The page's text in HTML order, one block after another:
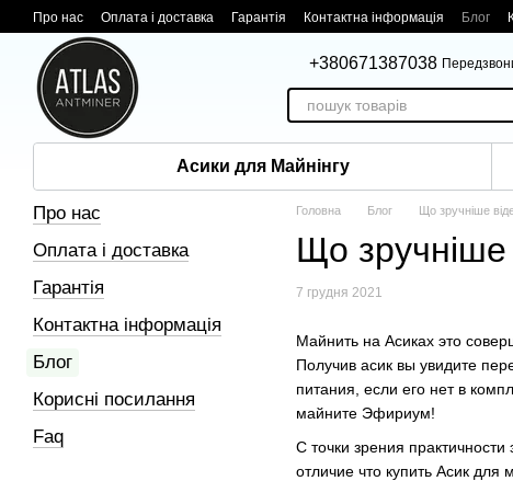
Перейти до основного контенту
Про нас Оплата і доставка Гарантія Контактна інформація Блог
+380671387038
Асики для Майнінгу
Головна Блог Що зручніше
Що зручніше
7 грудня 2021
Майнить на Асиках это
Получив асик вы увидите
питания, если его нет в
майните Эфириум!
С точки зрения
отличие что купить Асик
Про нас
Оплата і доставка
Гарантія
Контактна інформація
Блог
Корисні посилання
Faq